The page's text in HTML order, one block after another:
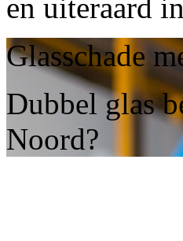
en uiteraard
Glasschade
Dubbel glas
Noord?